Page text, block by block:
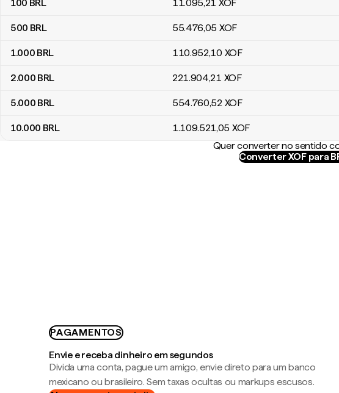
100 BRL 11.095,21 XOF
500 BRL 55.476,05 XOF
1.000 BRL 110.952,10 XOF
2.000 BRL 221.904,21 XOF
5.000 BRL 554.760,52 XOF
10.000 BRL 1.109.521,05 XOF
Quer converter no sentido
Converter XOF para
PAGAMENTOS
Envie e receba dinheiro em segundos
Divida uma conta, pague um amigo, envie direto para um banco
mexicano ou brasileiro. Sem taxas ocultas ou markups escusos.